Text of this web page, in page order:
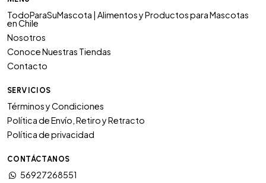
TodoParaSuMascota | Alimentos y Productos para Mascotas
en Chile
Nosotros
Conoce Nuestras Tiendas
Contacto
SERVICIOS
Términos y Condiciones
Política de Envío, Retiro y Retracto
Política de privacidad
CONTÁCTANOS
56927268551